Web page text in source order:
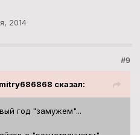
2014
#9
сказал:
год "замужем"...